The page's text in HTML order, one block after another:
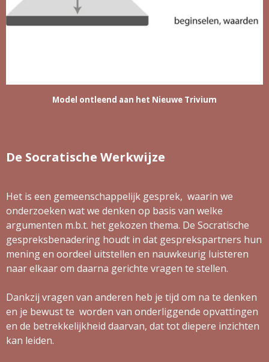
Model ontleend aan het Nieuwe Trivium
De Socratische Werkwijze
Het is een gemeenschappelijk gesprek, waarin we
onderzoeken wat we denken op basis van welke
argumenten m.b.t. het gekozen thema. De Socratische
gespreksbenadering houdt in dat gesprekspartners hun
mening en oordeel uitstellen en nauwkeurig luisteren
naar elkaar om daarna gerichte vragen te stellen.
Dankzij vragen van anderen heb je tijd om na te denken
en je bewust te worden van onderliggende opvattingen
en de betrekkelijkheid daarvan, dat tot diepere inzichten
kan leiden.